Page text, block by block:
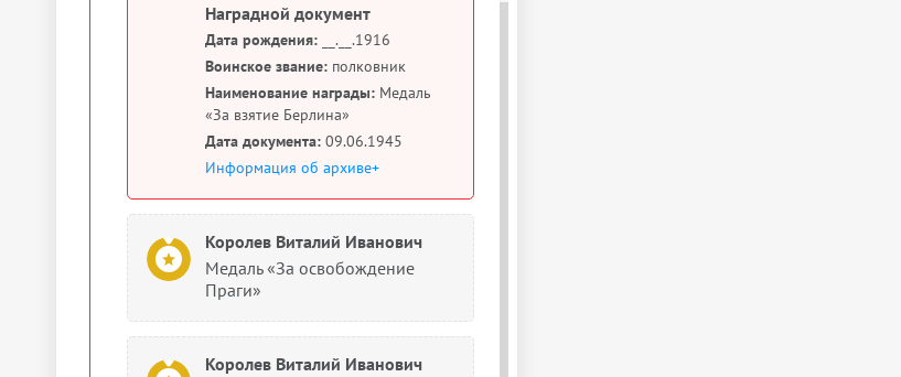
Наградной документ
Дата рождения: __.__.1916
Воинское звание: полковник
Наименование награды: Медаль
«За взятие Берлина»
Дата документа: 09.06.1945
Информация об архиве+
Королев Виталий Иванович
Медаль «За освобождение
Праги»
Королев Виталий Иванович